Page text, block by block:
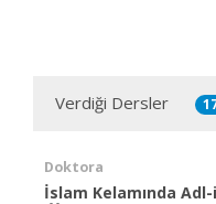
Verdiği Dersler
Doktora
İslam Kelamında